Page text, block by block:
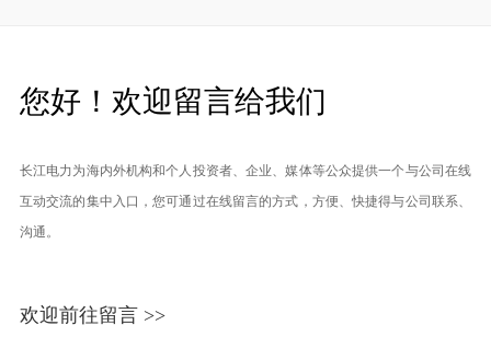
您好！欢迎留言给我们
长江电力为海内外机构和个人投资者、企业、媒体等公众提供一个与公司在线
互动交流的集中入口，您可通过在线留言的方式，方便、快捷得与公司联系、
沟通。
欢迎前往留言 >>